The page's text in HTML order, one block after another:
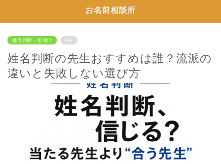
お名前相談所
姓名判断・名付け PR
姓名判断の先生おすすめは誰？流派の
違いと失敗しない選び方